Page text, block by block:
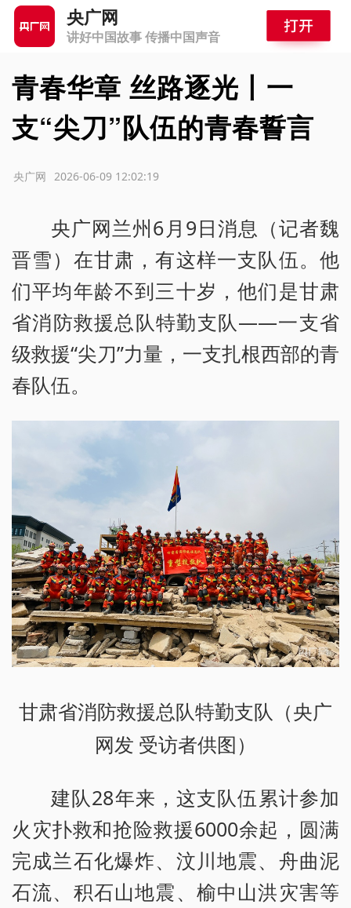
央广网
讲好中国故事 传播中国声音
青春华章 丝路逐光丨一
支“尖刀”队伍的青春誓言
2026-06-09 12:02:19
央广网
央广网兰州6月9日消息（记者魏
晋雪）在甘肃，有这样一支队伍。他
们平均年龄不到三十岁，他们是甘肃
省消防救援总队特勤支队——一支省
级救援“尖刀”力量，一支扎根西部的青
春队伍。
甘肃省消防救援总队特勤支队（央广
网发 受访者供图）
建队28年来，这支队伍累计参加
火灾扑救和抢险救援6000余起，圆满
完成兰石化爆炸、汶川地震、舟曲泥
石流、积石山地震、榆中山洪灾害等